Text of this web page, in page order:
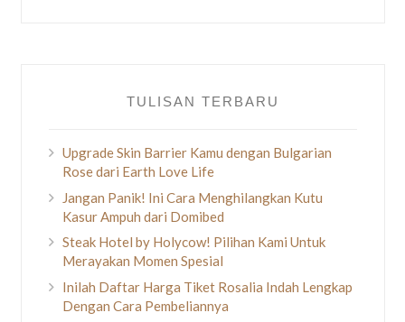
TULISAN TERBARU
Upgrade Skin Barrier Kamu dengan Bulgarian
Rose dari Earth Love Life
Jangan Panik! Ini Cara Menghilangkan Kutu
Kasur Ampuh dari Domibed
Steak Hotel by Holycow! Pilihan Kami Untuk
Merayakan Momen Spesial
Inilah Daftar Harga Tiket Rosalia Indah Lengkap
Dengan Cara Pembeliannya